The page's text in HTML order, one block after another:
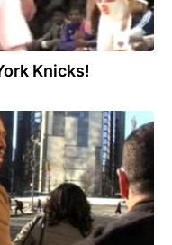
Knicks!